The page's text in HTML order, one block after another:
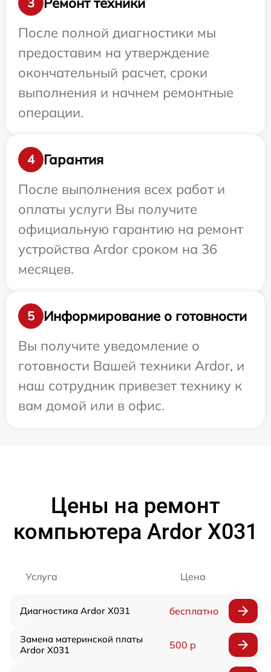
После полной диагностики мы
предоставим на утверждение
окончательный расчет, сроки
выполнения и начнем ремонтные
операции.
4
Гарантия
После выполнения всех работ и
оплаты услуги Вы получите
официальную гарантию на ремонт
устройства Ardor сроком на 36
месяцев.
5
Информирование о готовности
Вы получите уведомление о
готовности Вашей техники Ardor, и
наш сотрудник привезет технику к
вам домой или в офис.
Цены на ремонт
компьютера Ardor X031
Услуга Цена
Диагностика Ardor X031 бесплатно
Замена материнской платы
Ardor X031
500 р